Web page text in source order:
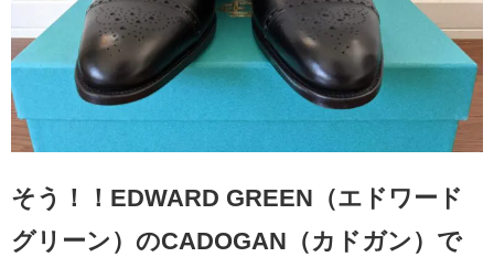
そう！！EDWARD GREEN（エドワード
グリーン）のCADOGAN（カドガン）で